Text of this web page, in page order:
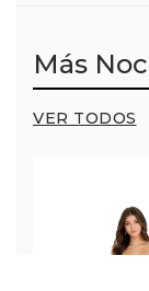
Más
VER TODOS